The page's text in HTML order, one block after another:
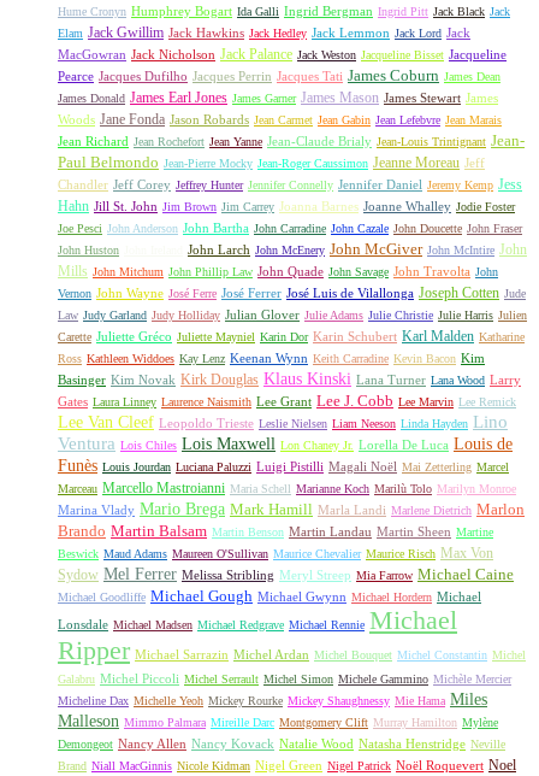
Hume Cronyn Humphrey Bogart Ida Galli Ingrid Bergman Ingrid Pitt Jack Black Jack
Elam Jack Gwillim Jack Hawkins Jack Hedley Jack Lemmon Jack Lord Jack
MacGowran Jack Nicholson Jack Palance Jack Weston Jacqueline Bisset Jacqueline
Pearce Jacques Dufilho Jacques Perrin Jacques Tati James Coburn James Dean
James Donald James Earl Jones James Garner James Mason James Stewart James
Woods Jane Fonda Jason Robards Jean Carmet Jean Gabin Jean Lefebvre Jean Marais
Jean Richard Jean Rochefort Jean Yanne Jean-Claude Brialy Jean-Louis Trintignant Jean-
Paul Belmondo Jean-Pierre Mocky Jean-Roger Caussimon Jeanne Moreau Jeff
Chandler Jeff Corey Jeffrey Hunter Jennifer Connelly Jennifer Daniel Jeremy Kemp Jess
Hahn Jill St. John Jim Brown Jim Carrey Joanna Barnes Joanne Whalley Jodie Foster
Joe Pesci John Anderson John Bartha John Carradine John Cazale John Doucette John Fraser
John Huston
John Larch John McEnery John McGiver John McIntire John
Mills John Mitchum John Phillip Law John Quade John Savage John Travolta John
Vernon John Wayne José Ferre José Ferrer José Luis de Vilallonga Joseph Cotten Jude
Law Judy Garland Judy Holliday Julian Glover Julie Adams Julie Christie Julie Harris Julien
Carette Juliette Gréco Juliette Mayniel Karin Dor Karin Schubert Karl Malden Katharine
Ross Kathleen Widdoes Kay Lenz Keenan Wynn Keith Carradine Kevin Bacon Kim
Basinger Kim Novak Kirk Douglas Klaus Kinski Lana Turner Lana Wood Larry
Gates Laura Linney Laurence Naismith Lee Grant Lee J. Cobb Lee Marvin Lee Remick
Lee Van Cleef Leopoldo Trieste Leslie Nielsen Liam Neeson Linda Hayden Lino
Ventura Lois Chiles Lois Maxwell Lon Chaney Jr. Lorella De Luca Louis de
Funès Louis Jourdan Luciana Paluzzi Luigi Pistilli Magali Noël Mai Zetterling Marcel
Marceau Marcello Mastroianni Maria Schell Marianne Koch Marilù Tolo Marilyn Monroe
Marina Vlady Mario Brega Mark Hamill Marla Landi Marlene Dietrich Marlon
Brando Martin Balsam Martin Benson Martin Landau Martin Sheen Martine
Beswick Maud Adams Maureen O'Sullivan Maurice Chevalier Maurice Risch Max Von
Sydow Mel Ferrer Melissa Stribling Meryl Streep Mia Farrow Michael Caine
Michael Goodliffe Michael Gough Michael Gwynn Michael Hordern Michael
Lonsdale Michael Madsen Michael Redgrave Michael Rennie Michael
Ripper Michael Sarrazin Michel Ardan Michel Bouquet Michel Constantin Michel
Galabru Michel Piccoli Michel Serrault Michel Simon Michele Gammino Michèle Mercier
Micheline Dax Michelle Yeoh Mickey Rourke Mickey Shaughnessy Mie Hama Miles
Malleson Mimmo Palmara Mireille Darc Montgomery Clift Murray Hamilton Mylène
Demongeot Nancy Allen Nancy Kovack Natalie Wood Natasha Henstridge Neville
Brand Niall MacGinnis Nicole Kidman Nigel Green Nigel Patrick Noël Roquevert Noel